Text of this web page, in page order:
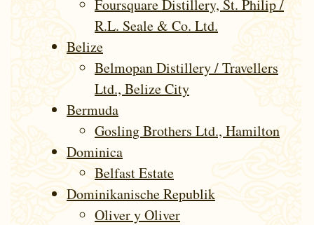
Foursquare Distillery, St. Philip /
R.L. Seale & Co. Ltd.
Belize
Belmopan Distillery / Travellers
Ltd., Belize City
Bermuda
Gosling Brothers Ltd., Hamilton
Dominica
Belfast Estate
Dominika­ni­sche Re­pu­blik
Oliver y Oliver